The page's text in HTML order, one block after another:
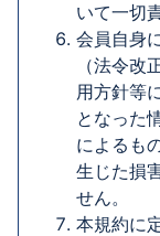
いて一切
会員自身
（法令
用方針等
となった
によるも
生じた損
せん。
本規約に